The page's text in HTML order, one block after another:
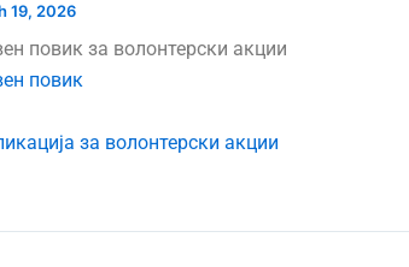
19, 2026
повик за волонтерски акции
повик
за волонтерски акции